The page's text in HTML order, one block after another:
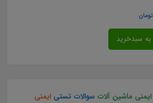
تومان
ایمنی ماشین آلات سوالات تستی ایمنی